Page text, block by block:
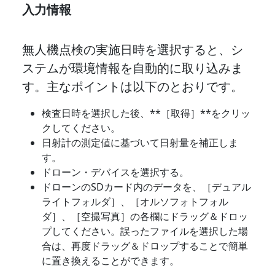
入力情報
無人機点検の実施日時を選択すると、シ
ステムが環境情報を自動的に取り込みま
す。主なポイントは以下のとおりです。
検査日時を選択した後、**［取得］**をクリッ
クしてください。
日射計の測定値に基づいて日射量を補正しま
す。
ドローン・デバイスを選択する。
ドローンのSDカード内のデータを、［デュアル
ライトフォルダ］、［オルソフォトフォル
ダ］、［空撮写真］の各欄にドラッグ＆ドロッ
プしてください。誤ったファイルを選択した場
合は、再度ドラッグ＆ドロップすることで簡単
に置き換えることができます。